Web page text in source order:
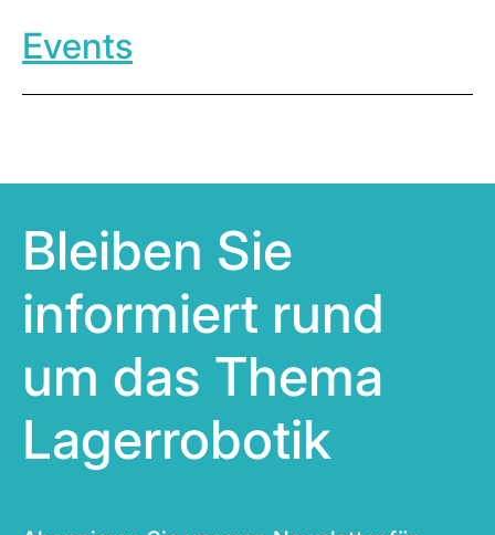
Events
Bleiben Sie
informiert rund
um das Thema
Lagerrobotik